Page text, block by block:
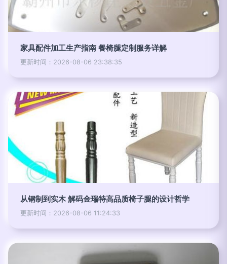
家具配件加工生产指南 餐椅腿定制服务详解
更新时间：2026-08-06 23:38:35
从钢制到实木 解码金瑞特高品质椅子腿的设计哲学
更新时间：2026-08-06 11:24:33